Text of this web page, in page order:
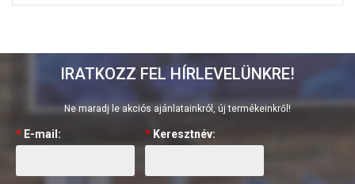
IRATKOZZ FEL HÍRLEVELÜNKRE!
Ne maradj le akciós ajánlatainkról, új termékeinkről!
* E-mail: * Keresztnév: